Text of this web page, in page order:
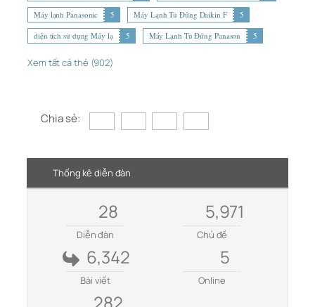
Máy lạnh Panasonic
5 Máy Lạnh Tủ Đứng Daikin F
5
diện tích sử dụng Máy lạ
5 Máy Lạnh Tủ Đứng Panason 5
Xem tất cả thẻ (902)
Chia sẻ:
Thống kê diễn đàn
28
Diễn đàn
5,971
Chủ đề
6,342
Bài viết
5
Online